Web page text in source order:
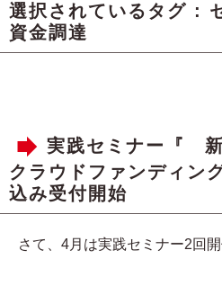
選択されているタグ :
資金調達
実践セミナー『 新
クラウドファンディ
込み受付開始
さて、4月は実践セミナー2回